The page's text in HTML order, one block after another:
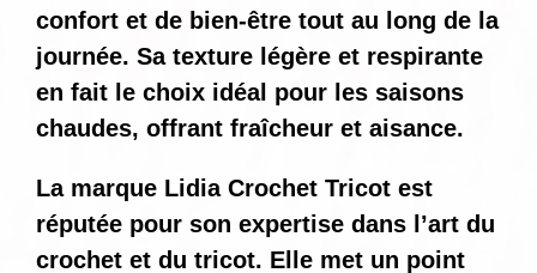
confort et de bien-être tout au long de la
journée. Sa texture légère et respirante
en fait le choix idéal pour les saisons
chaudes, offrant fraîcheur et aisance.
La marque Lidia Crochet Tricot est
réputée pour son expertise dans l’art du
crochet et du tricot. Elle met un point